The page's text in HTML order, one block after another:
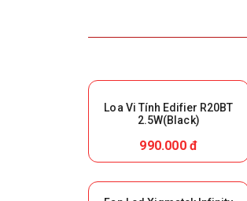
Loa Vi Tính Edifier R20BT
2.5W(Black)
990.000 đ